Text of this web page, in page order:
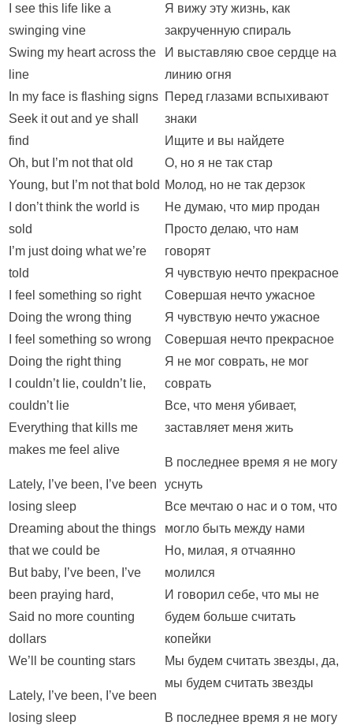
I see this life like a
swinging vine
Swing my heart across the
line
In my face is flashing signs
Seek it out and ye shall
find
Oh, but I’m not that old
Young, but I’m not that bold
I don’t think the world is
sold
I’m just doing what we’re
told
I feel something so right
Doing the wrong thing
I feel something so wrong
Doing the right thing
I couldn’t lie, couldn’t lie,
couldn’t lie
Everything that kills me
makes me feel alive
Lately, I’ve been, I’ve been
losing sleep
Dreaming about the things
that we could be
But baby, I’ve been, I’ve
been praying hard,
Said no more counting
dollars
We’ll be counting stars
Lately, I’ve been, I’ve been
losing sleep
Я вижу эту жизнь, как
закрученную спираль
И выставляю свое сердце на
линию огня
Перед глазами вспыхивают
знаки
Ищите и вы найдете
О, но я не так стар
Молод, но не так дерзок
Не думаю, что мир продан
Просто делаю, что нам
говорят
Я чувствую нечто прекрасное
Совершая нечто ужасное
Я чувствую нечто ужасное
Совершая нечто прекрасное
Я не мог соврать, не мог
соврать
Все, что меня убивает,
заставляет меня жить
В последнее время я не могу
уснуть
Все мечтаю о нас и о том, что
могло быть между нами
Но, милая, я отчаянно
молился
И говорил себе, что мы не
будем больше считать
копейки
Мы будем считать звезды, да,
мы будем считать звезды
В последнее время я не могу